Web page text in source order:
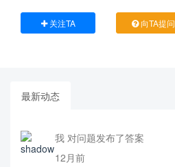
关注TA 向TA提问
最新动态
我 对问题发布了答案
12月前